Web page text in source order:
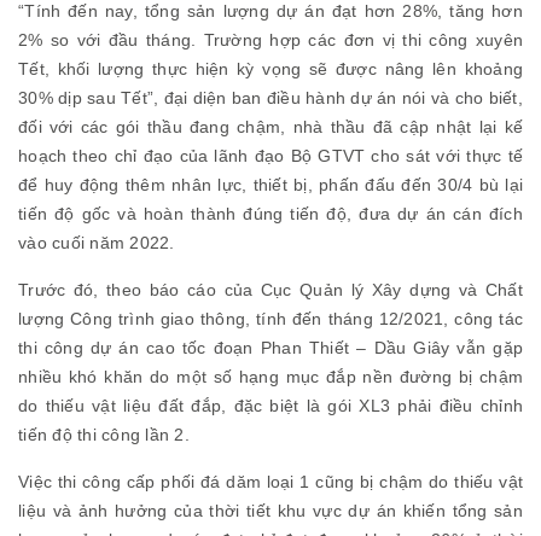
“Tính đến nay, tổng sản lượng dự án đạt hơn 28%, tăng hơn
2% so với đầu tháng. Trường hợp các đơn vị thi công xuyên
Tết, khối lượng thực hiện kỳ vọng sẽ được nâng lên khoảng
30% dịp sau Tết”, đại diện ban điều hành dự án nói và cho biết,
đối với các gói thầu đang chậm, nhà thầu đã cập nhật lại kế
hoạch theo chỉ đạo của lãnh đạo Bộ GTVT cho sát với thực tế
để huy động thêm nhân lực, thiết bị, phấn đấu đến 30/4 bù lại
tiến độ gốc và hoàn thành đúng tiến độ, đưa dự án cán đích
vào cuối năm 2022.
Trước đó, theo báo cáo của Cục Quản lý Xây dựng và Chất
lượng Công trình giao thông, tính đến tháng 12/2021, công tác
thi công dự án cao tốc đoạn Phan Thiết – Dầu Giây vẫn gặp
nhiều khó khăn do một số hạng mục đắp nền đường bị chậm
do thiếu vật liệu đất đắp, đặc biệt là gói XL3 phải điều chỉnh
tiến độ thi công lần 2.
Việc thi công cấp phối đá dăm loại 1 cũng bị chậm do thiếu vật
liệu và ảnh hưởng của thời tiết khu vực dự án khiến tổng sản